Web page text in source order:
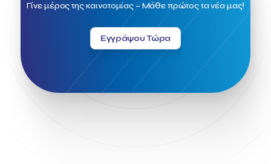
Γίνε μέρος της καινοτομίας – Μάθε πρώτος τα νέα μας!
Εγγράψου Τώρα